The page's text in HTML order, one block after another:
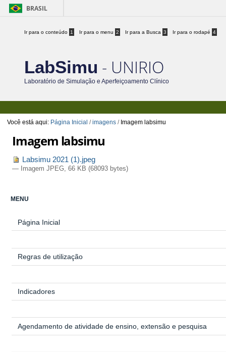
BRASIL
Ir para o conteúdo 1 Ir para o menu 2 Ir para a Busca 3 Ir para o rodapé 4
LabSimu - UNIRIO
Laboratório de Simulação e Aperfeiçoamento Clínico
Você está aqui: Página Inicial /imagens / Imagem labsimu
Imagem labsimu
Labsimu 2021 (1).jpeg
— Imagem JPEG, 66 KB (68093 bytes)
MENU
Página Inicial
Regras de utilização
Indicadores
Agendamento de atividade de ensino, extensão e pesquisa